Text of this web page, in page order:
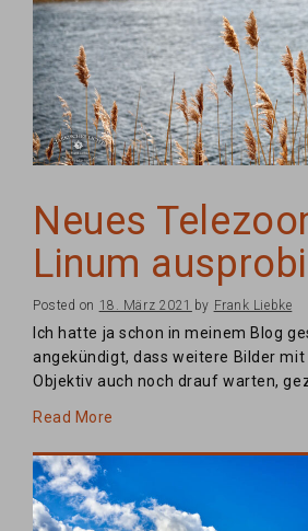
Neues
Linum
Posted on 18. März 2021 by Frank Liebke
Ich hatte ja schon in meinem Blog
angekündigt, dass weitere Bilder
Objektiv auch noch drauf warten,
Read More